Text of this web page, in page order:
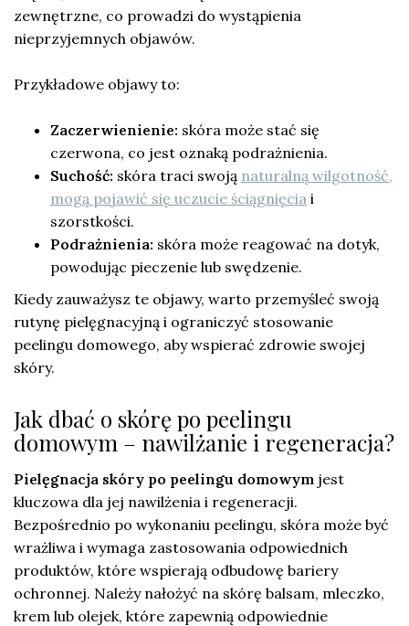
zewnętrzne, co prowadzi do wystąpienia
nieprzyjemnych objawów.
Przykładowe objawy to:
Zaczerwienienie: skóra może stać się
czerwona, co jest oznaką podrażnienia.
Suchość: skóra traci swoją naturalną wilgotność,
mogą pojawić się uczucie ściągnięcia i
szorstkości.
Podrażnienia: skóra może reagować na dotyk,
powodując pieczenie lub swędzenie.
Kiedy zauważysz te objawy, warto przemyśleć swoją
rutynę pielęgnacyjną i ograniczyć stosowanie
peelingu domowego, aby wspierać zdrowie swojej
skóry.
Jak dbać o skórę po peelingu
domowym – nawilżanie i regeneracja?
Pielęgnacja skóry po peelingu domowym jest
kluczowa dla jej nawilżenia i regeneracji.
Bezpośrednio po wykonaniu peelingu, skóra może być
wrażliwa i wymaga zastosowania odpowiednich
produktów, które wspierają odbudowę bariery
ochronnej. Należy nałożyć na skórę balsam, mleczko,
krem lub olejek, które zapewnią odpowiednie